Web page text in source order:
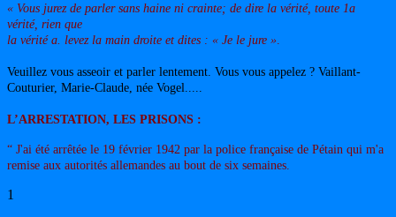
« Vous jurez de parler sans haine ni crainte; de dire la vérité, toute 1a
vérité, rien que
la vérité a. levez la main droite et dites : « Je le jure »
Veuillez vous asseoir et parler lentement. Vous vous appelez ? Vaillant-
Couturier, Marie-Claude, née Vogel.....
L’ARRESTATION, LES PRISONS :
“ J'ai été arrêtée le 19 février 1942 par la police française de Pétain qui m'a
remise aux autorités allemandes au bout de six semaines.
1